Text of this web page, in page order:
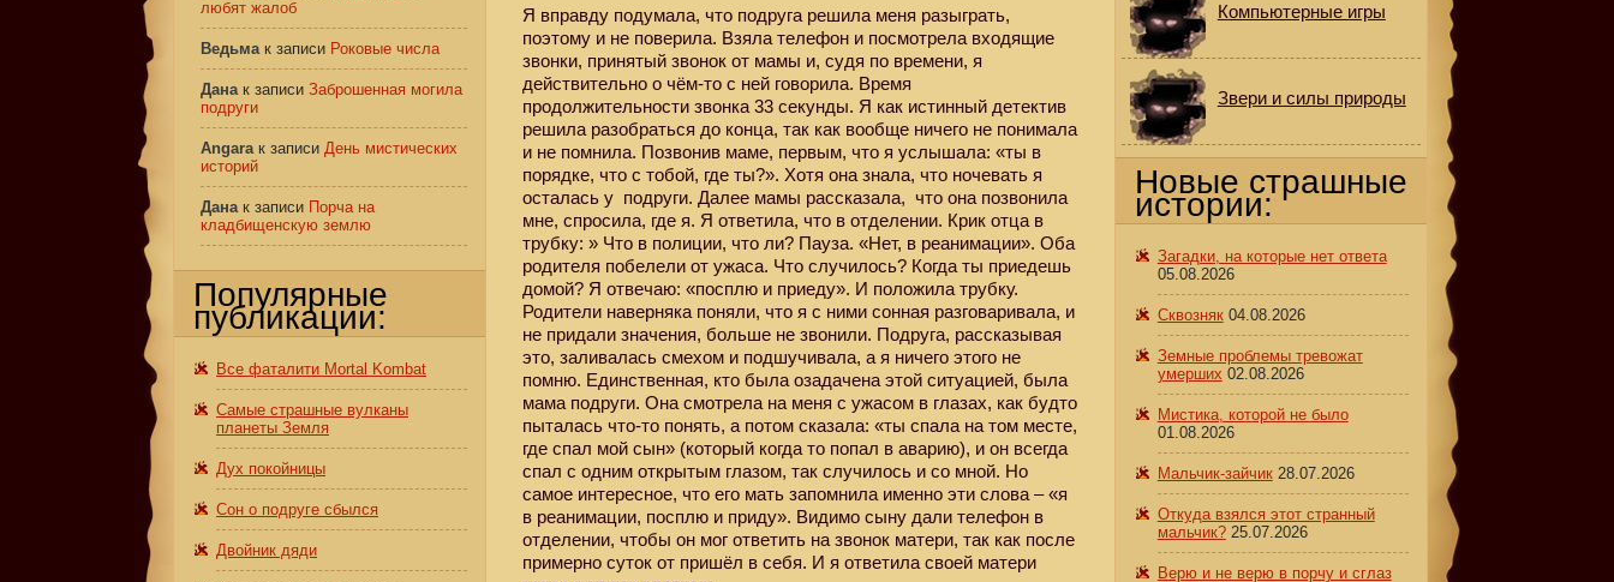
Я вправду подумала, что подруга решила меня разыграть,
поэтому и не поверила. Взяла телефон и посмотрела входящие
звонки, принятый звонок от мамы и, судя по времени, я
действительно о чём-то с ней говорила. Время
продолжительности звонка 33 секунды. Я как истинный детектив
решила разобраться до конца, так как вообще ничего не понимала
и не помнила. Позвонив маме, первым, что я услышала: «ты в
порядке, что с тобой, где ты?». Хотя она знала, что ночевать я
осталась у подруги. Далее мамы рассказала, что она позвонила
мне, спросила, где я. Я ответила, что в отделении. Крик отца в
трубку: » Что в полиции, что ли? Пауза. «Нет, в реанимации». Оба
родителя побелели от ужаса. Что случилось? Когда ты приедешь
домой? Я отвечаю: «посплю и приеду». И положила трубку.
Родители наверняка поняли, что я с ними сонная разговаривала, и
не придали значения, больше не звонили. Подруга, рассказывая
это, заливалась смехом и подшучивала, а я ничего этого не
помню. Единственная, кто была озадачена этой ситуацией, была
мама подруги. Она смотрела на меня с ужасом в глазах, как будто
пыталась что-то понять, а потом сказала: «ты спала на том месте,
где спал мой сын» (который когда то попал в аварию), и он всегда
спал с одним открытым глазом, так случилось и со мной. Но
самое интересное, что его мать запомнила именно эти слова – «я
в реанимации, посплю и приду». Видимо сыну дали телефон в
отделении, чтобы он мог ответить на звонок матери, так как после
примерно суток от пришёл в себя. И я ответила своей матери
любят жалоб
Ведьмак записи Роковые числа
Данак записи Заброшенная могила
подруги
Angaraк записи День мистических
историй
Данак записи Порча на
кладбищенскую землю
Популярные
публикации:
Все фаталити Mortal Kombat
Самые страшные вулканы
планеты Земля
Дух покойницы
Сон о подруге сбылся
Двойник дяди
Компьютерные игры
Звери и силы природы
Новые страшные
истории:
Загадки, на которые нет ответа
05.08.2026
Сквозняк 04.08.2026
Земные проблемы тревожат
умерших 02.08.2026
Мистика, которой не было
01.08.2026
Мальчик-зайчик 28.07.2026
Откуда взялся этот странный
мальчик? 25.07.2026
Верю и не верю в порчу и сглаз